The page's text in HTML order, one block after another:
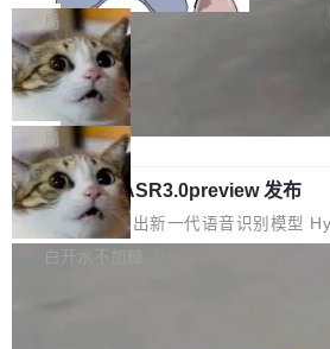
x / Harmony PC curl -fsSL https://
r.org/solon...
不断累积，代码仓中的模块关系、接口契
务逻辑等关键信息往往分散于数十乃至数
件之中，形成高度复杂的知识关联网络。
代码检索手段（如关键词匹配、目录遍历
在语法层面完成文本定位，难以触及代码
内涵与结构关联，导致开发者使用代码智
理解大规模代码仓时面临显著"代码仓理解"
颈。 代码仓深度理解服务（以下简称"
e深度理解服务"）是华为云码道（
名90后算法工程师王某，为了给自己接的
服务器空间，删光了公司AI游戏部门的全
数据。 王某2024年1月入职东城区某科技
短剧部门，有互联网大厂背景。在公司内
调整期间，部门三次通知全员将数据从A集
移到B集群，王某都回复了"收到"。 他没有
数据。2024年9月3日下午4点，他使用此
的账号密码进入A集群，输入了一条被程序
称为"删库跑路"的命令——最高管理员权
局
Cloudflare 分享推理优化实践：KV ca
che 量化 + 权重压缩，吞吐量提升 4
1%，成本降 30%
Kimi 和 GLM 是当前最强的大模型系列之
它们有一个共同的问题：太吃显存了。月
的 Kimi K 系列和智谱的 GLM 都是长上下
oE 架构的大模型，好用到让人上瘾，但
存永远不够用。 Cloudflare 的 Workers
一直在跑这些模型的推理。他们在官方博
局
腾讯混元 Hy ASR3.0preview 发布
腾讯混元正式推出新一代语音识别模型
3.0preview。基于最新一代大语言模型
白开水不加糖